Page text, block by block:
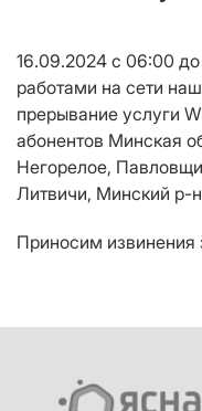
16.09.2024 с 06:00
работами на сети
прерывание услуги
абонентов Минская
Негорелое,
Литвичи, Минский р-
Приносим извинения